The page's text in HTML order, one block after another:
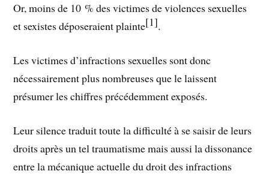
Or, moins de 10 % des victimes de violences sexuelles
et sexistes déposeraient plainte[1].
Les victimes d’infractions sexuelles sont donc
nécessairement plus nombreuses que le laissent
présumer les chiffres précédemment exposés.
Leur silence traduit toute la difficulté à se saisir de leurs
droits après un tel traumatisme mais aussi la dissonance
entre la mécanique actuelle du droit des infractions